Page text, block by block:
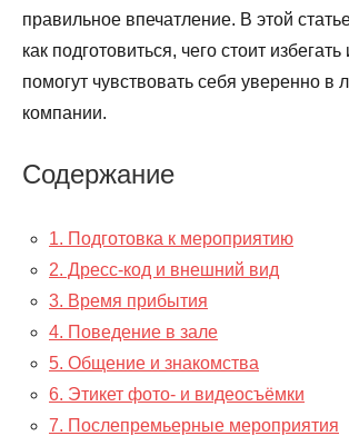
правильное впечатление. В этой
как подготовиться, чего стоит
помогут чувствовать себя уверенно в
компании.
Содержание
1. Подготовка к мероприятию
2. Дресс-код и внешний вид
3. Время прибытия
4. Поведение в зале
5. Общение и знакомства
6. Этикет фото- и видеосъёмки
7. Послепремьерные мероприятия